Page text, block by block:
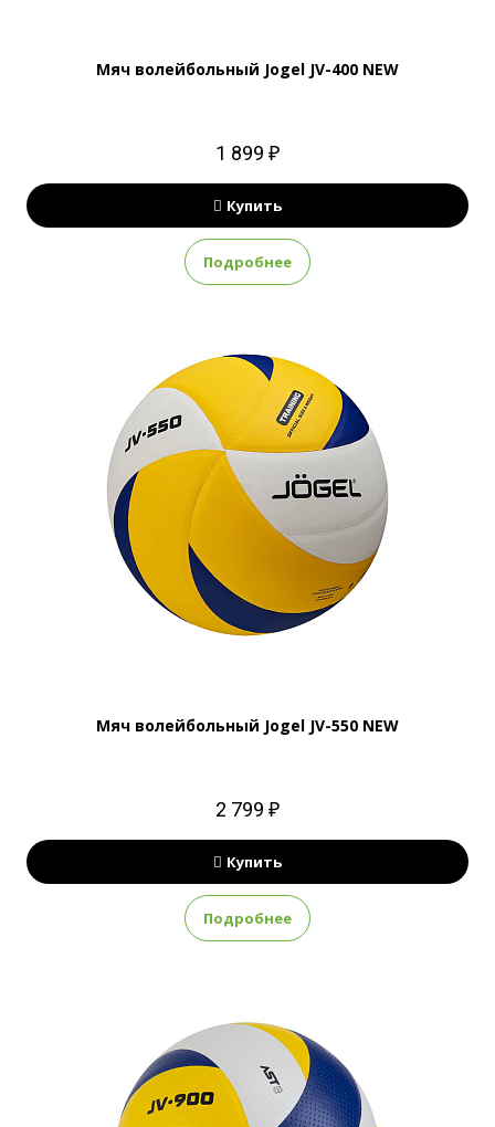
Мяч волейбольный Jogel JV-400 NEW
1 899 ₽
Купить
Подробнее
Мяч волейбольный Jogel JV-550 NEW
2 799 ₽
Купить
Подробнее